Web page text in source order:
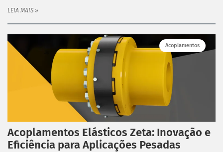
LEIA MAIS »
Acoplamentos
Acoplamentos Elásticos Zeta: Inovação e
Eficiência para Aplicações Pesadas